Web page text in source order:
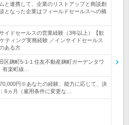
と連携して、企業のリストアップと商談創
となった企業はフィールドセールスへの橋
イドセールスの営業経験（3年以上）【歓
ティング実務経験 ／インサイドセールス
ある方
区麹町5-1-1 住友不動産麹町ガーデンタワ
有楽町線…
円※あなたの経験、能力に応じて、決
6ヵ月（雇用条件に変更な…